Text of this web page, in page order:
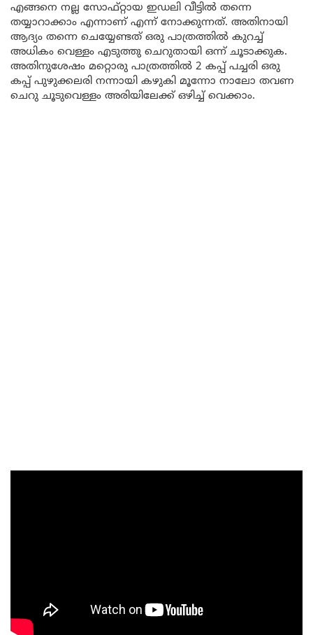
എങ്ങനെ നല്ല സോഫ്റ്റായ ഇഡലി വീട്ടിൽ തന്നെ
തയ്യാറാക്കാം എന്നാണ് എന്ന് നോക്കുന്നത്. അതിനായി
ആദ്യം തന്നെ ചെയ്യേണ്ടത് ഒരു പാത്രത്തിൽ കുറച്ച്
അധികം വെള്ളം എടുത്തു ചെറുതായി ഒന്ന് ചൂടാക്കുക.
അതിനുശേഷം മറ്റൊരു പാത്രത്തിൽ 2 കപ്പ് പച്ചരി ഒരു
കപ്പ് പുഴുക്കലരി നന്നായി കഴുകി മൂന്നോ നാലോ തവണ
ചെറു ചൂടുവെള്ളം അരിയിലേക്ക് ഒഴിച്ച് വെക്കാം.